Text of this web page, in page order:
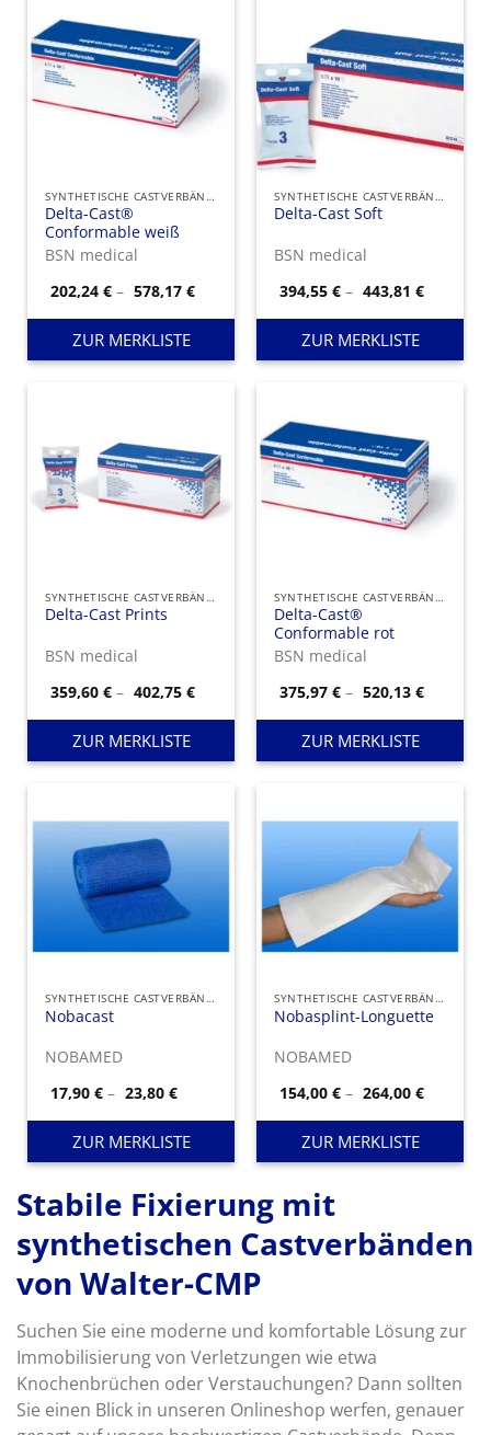
SYNTHETISCHE CASTVERBÄNDE
Delta-Cast®
Conformable weiß
BSN medical
202,24€ – 578,17€Preisspanne:
202,24 €
bis
ZUR MERKLISTE
SYNTHETISCHE CASTVERBÄNDE
Delta-Cast Soft
BSN medical
394,55€ – 443,81€
394,55 €
bis
ZUR MERKLISTE
SYNTHETISCHE CASTVERBÄNDE
Delta-Cast Prints
BSN medical
359,60€ – 402,75€Preisspanne:
359,60 €
bis
ZUR MERKLISTE
SYNTHETISCHE CASTVERBÄNDE
Delta-Cast®
Conformable rot
BSN medical
375,97€ – 520,13€
375,97 €
bis
ZUR MERKLISTE
SYNTHETISCHE CASTVERBÄNDE
Nobacast
NOBAMED
17,90€ – 23,80€Preisspanne:
bis
23,80 €
ZUR MERKLISTE
SYNTHETISCHE CASTVERBÄNDE
Nobasplint-Longuette
NOBAMED
154,00€ – 264,00€
bis
ZUR MERKLISTE
Stabile Fixierung mit
synthetischen Castverbänden
von Walter-CMP
Suchen Sie eine moderne und komfortable Lösung zur
Immobilisierung von Verletzungen wie etwa
Knochenbrüchen oder Verstauchungen? Dann sollten
Sie einen Blick in unseren Onlineshop werfen, genauer